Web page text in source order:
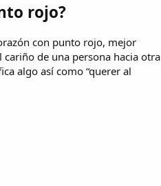
rojo?
con punto rojo, mejor
cariño de una persona hacia otra
algo así como “querer al